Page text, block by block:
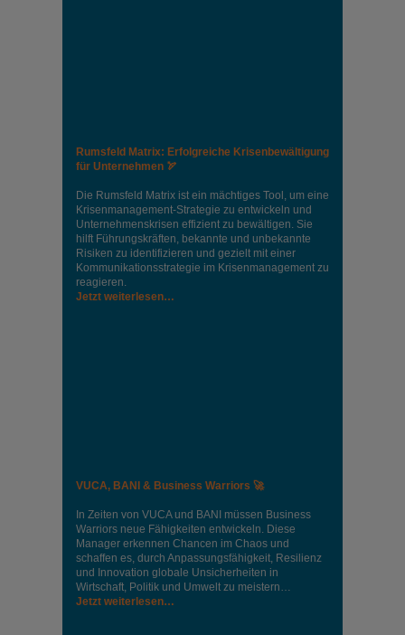
Rumsfeld Matrix: Erfolgreiche Krisenbewältigung
für Unternehmen 🏹
Die Rumsfeld Matrix ist ein mächtiges Tool, um eine
Krisenmanagement-Strategie zu entwickeln und
Unternehmenskrisen effizient zu bewältigen. Sie
hilft Führungskräften, bekannte und unbekannte
Risiken zu identifizieren und gezielt mit einer
Kommunikationsstrategie im Krisenmanagement zu
reagieren.
Jetzt weiterlesen…
VUCA, BANI & Business Warriors 🚀
In Zeiten von VUCA und BANI müssen Business
Warriors neue Fähigkeiten entwickeln. Diese
Manager erkennen Chancen im Chaos und
schaffen es, durch Anpassungsfähigkeit, Resilienz
und Innovation globale Unsicherheiten in
Wirtschaft, Politik und Umwelt zu meistern…
Jetzt weiterlesen…